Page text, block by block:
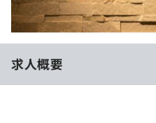
法人向けプラン
契約内容・クーポン
求人概要